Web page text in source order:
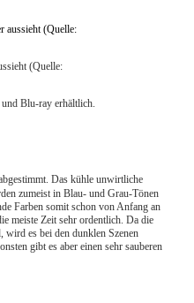
(Quelle:
Blu-ray erhältlich.
Das kühle unwirtliche
zumeist in Blau- und Grau-Tönen
Farben somit schon von Anfang an
meiste Zeit sehr ordentlich. Da die
wird es bei den dunklen Szenen
gibt es aber einen sehr sauberen